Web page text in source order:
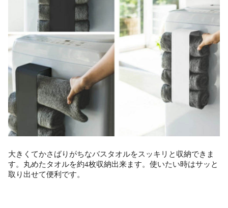
大きくてかさばりがちなバスタオルをスッキリと収納できま
す。丸めたタオルを約4枚収納出来ます。使いたい時はサッと
取り出せて便利です。